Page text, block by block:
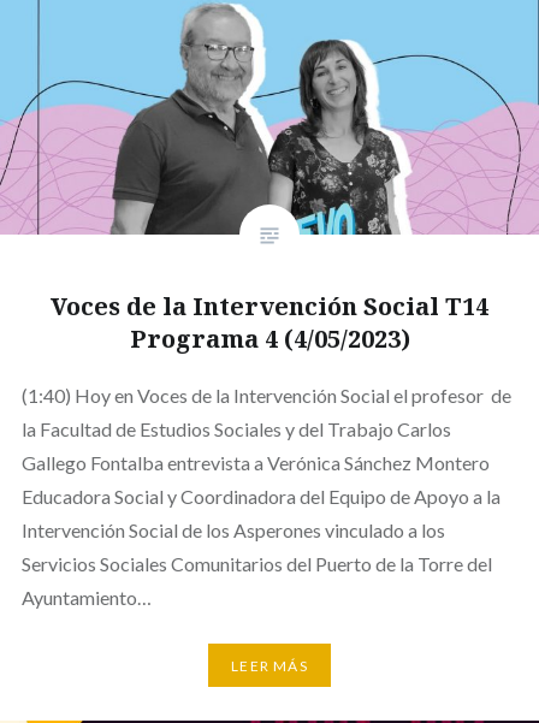
Voces de la Intervención Social T14
Programa 4 (4/05/2023)
(1:40) Hoy en Voces de la Intervención Social el profesor de
la Facultad de Estudios Sociales y del Trabajo Carlos
Gallego Fontalba entrevista a Verónica Sánchez Montero
Educadora Social y Coordinadora del Equipo de Apoyo a la
Intervención Social de los Asperones vinculado a los
Servicios Sociales Comunitarios del Puerto de la Torre del
Ayuntamiento…
LEER MÁS